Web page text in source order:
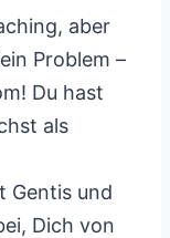
aber
Problem –
Du hast
als
Gentis und
Dich von